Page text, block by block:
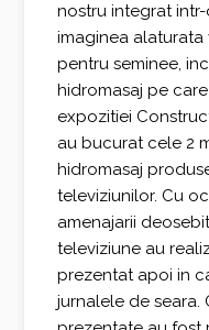
nostru integrat
imaginea
pentru seminee,
hidromasaj pe
expozitiei
au bucurat cele 2
hidromasaj
televiziunilor. Cu
amenajarii
televiziune au
prezentat apoi in
jurnalele de seara.